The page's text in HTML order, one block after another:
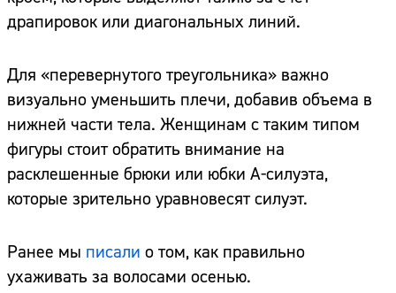
драпировок или диагональных линий.
Для «перевернутого треугольника» важно
визуально уменьшить плечи, добавив объема в
нижней части тела. Женщинам с таким типом
фигуры стоит обратить внимание на
расклешенные брюки или юбки А-силуэта,
которые зрительно уравновесят силуэт.
Ранее мы писали о том, как правильно
ухаживать за волосами осенью.
Адрес: